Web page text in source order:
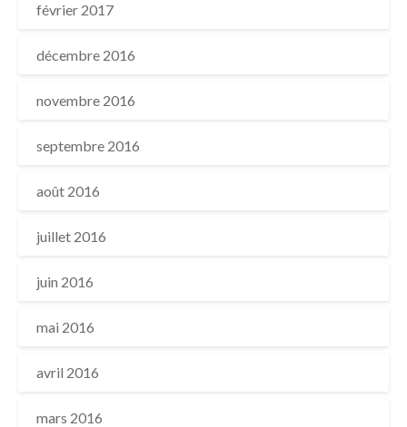
février 2017
décembre 2016
novembre 2016
septembre 2016
août 2016
juillet 2016
juin 2016
mai 2016
avril 2016
mars 2016